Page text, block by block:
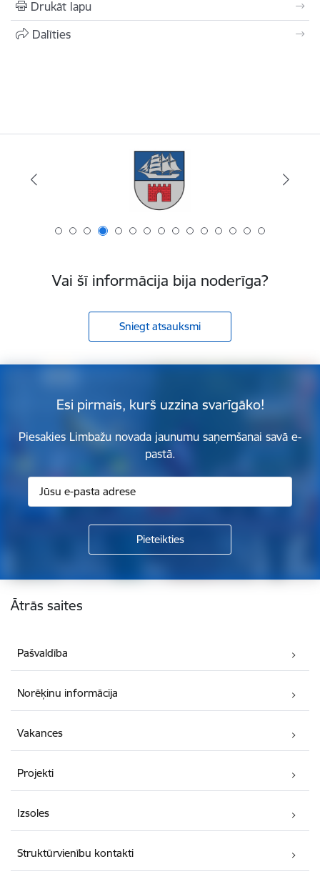
Drukāt lapu
Dalīties
Vai šī informācija bija noderīga?
Sniegt atsauksmi
Esi pirmais, kurš uzzina svarīgāko!
Piesakies Limbažu novada jaunumu saņemšanai savā e-
pastā.
Kājene
Ātrās saites
Pašvaldība
Norēķinu informācija
Vakances
Projekti
Izsoles
Struktūrvienību kontakti